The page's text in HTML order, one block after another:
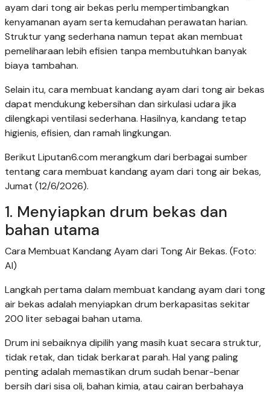
ayam dari tong air bekas perlu mempertimbangkan
kenyamanan ayam serta kemudahan perawatan harian.
Struktur yang sederhana namun tepat akan membuat
pemeliharaan lebih efisien tanpa membutuhkan banyak
biaya tambahan.
Selain itu, cara membuat kandang ayam dari tong air bekas
dapat mendukung kebersihan dan sirkulasi udara jika
dilengkapi ventilasi sederhana. Hasilnya, kandang tetap
higienis, efisien, dan ramah lingkungan.
Berikut Liputan6.com merangkum dari berbagai sumber
tentang cara membuat kandang ayam dari tong air bekas,
Jumat (12/6/2026).
1. Menyiapkan drum bekas dan
bahan utama
Cara Membuat Kandang Ayam dari Tong Air Bekas. (Foto:
AI)
Langkah pertama dalam membuat kandang ayam dari tong
air bekas adalah menyiapkan drum berkapasitas sekitar
200 liter sebagai bahan utama.
Drum ini sebaiknya dipilih yang masih kuat secara struktur,
tidak retak, dan tidak berkarat parah. Hal yang paling
penting adalah memastikan drum sudah benar-benar
bersih dari sisa oli, bahan kimia, atau cairan berbahaya